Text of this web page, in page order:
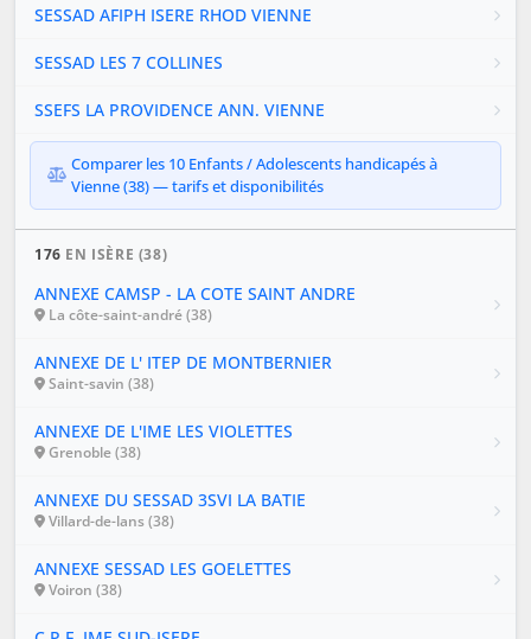
SESSAD AFIPH ISERE RHOD VIENNE
SESSAD LES 7 COLLINES
SSEFS LA PROVIDENCE ANN. VIENNE
Comparer les 10 Enfants / Adolescents handicapés à
Vienne (38) — tarifs et disponibilités
176 EN ISÈRE (38)
ANNEXE CAMSP - LA COTE SAINT ANDRE
La côte-saint-andré (38)
ANNEXE DE L' ITEP DE MONTBERNIER
Saint-savin (38)
ANNEXE DE L'IME LES VIOLETTES
Grenoble (38)
ANNEXE DU SESSAD 3SVI LA BATIE
Villard-de-lans (38)
ANNEXE SESSAD LES GOELETTES
Voiron (38)